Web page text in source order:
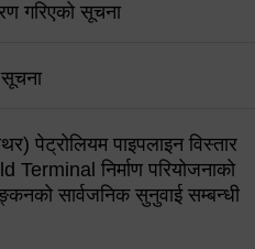
गरिएको सूचना
पेट्रोलियम पाइपलाइन विस्तार
Terminal निर्माण परियोजनाको
सार्वजनिक सुनुवाई सम्बन्धी